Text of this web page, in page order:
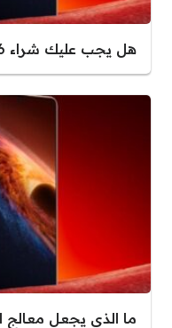
هل يجب عليك شراء HONOR Magic V6؟
ما الذي يجعل معالج